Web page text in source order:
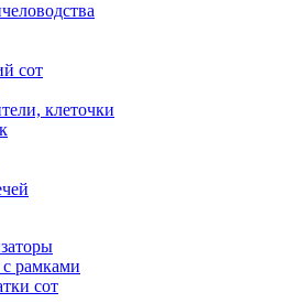
сот
клеточки
рамками
сот